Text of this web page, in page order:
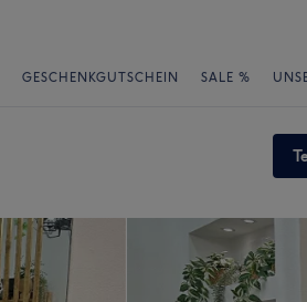
GESCHENKGUTSCHEIN SALE %